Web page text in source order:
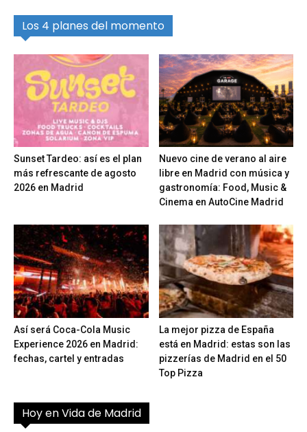
Los 4 planes del momento
Sunset Tardeo: así es el plan
más refrescante de agosto
2026 en Madrid
Nuevo cine de verano al aire
libre en Madrid con música y
gastronomía: Food, Music &
Cinema en AutoCine Madrid
Así será Coca-Cola Music
Experience 2026 en Madrid:
fechas, cartel y entradas
La mejor pizza de España
está en Madrid: estas son las
pizzerías de Madrid en el 50
Top Pizza
Hoy en Vida de Madrid